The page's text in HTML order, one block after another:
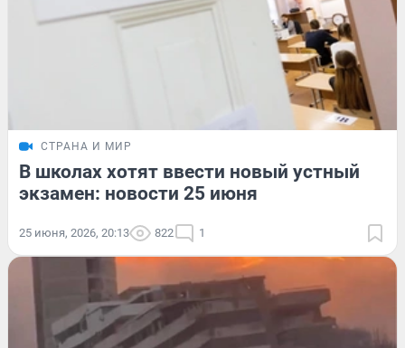
СТРАНА И МИР
В школах хотят ввести новый устный
экзамен: новости 25 июня
25 июня, 2026, 20:13 822 1